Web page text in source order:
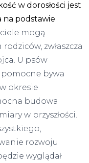
w dorosłości jest
na podstawie
mogą
zwłaszcza
U psów
pomocne bywa
okresie
budowa
w przyszłości.
rozwoju
wyglądał